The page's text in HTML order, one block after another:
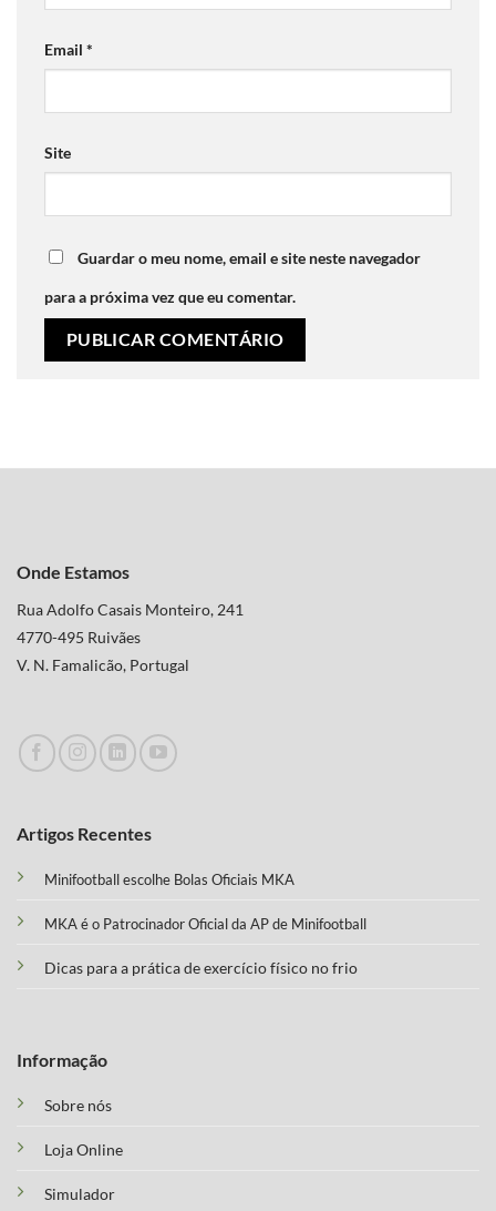
Email *
Site
Guardar o meu nome, email e site neste navegador
para a próxima vez que eu comentar.
Onde Estamos
Rua Adolfo Casais Monteiro, 241
4770-495 Ruivães
V. N. Famalicão, Portugal
Artigos Recentes
Minifootball escolhe Bolas Oficiais MKA
MKA é o Patrocinador Oficial da AP de Minifootball
Dicas para a prática de exercício físico no frio
Informação
Sobre nós
Loja Online
Simulador